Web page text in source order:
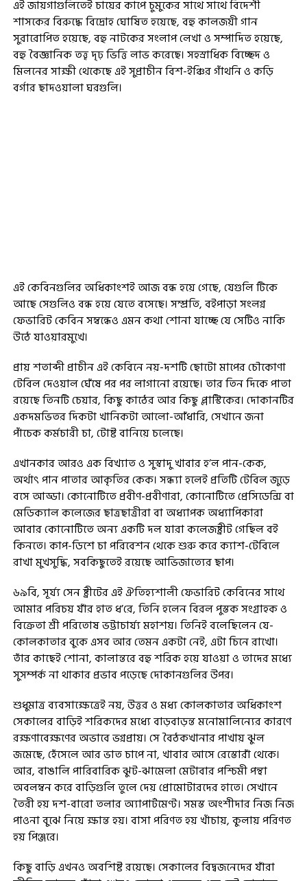
এই জায়গাগুলিতেই চায়ের কাপে চুমুকের সাথে সাথে বিদেশী
শাসকের বিরুদ্ধে বিদ্রোহ ঘোষিত হয়েছে, বহু কালজয়ী গান
সুরারোপিত হয়েছে, বহু নাটকের সংলাপ লেখা ও সম্পাদিত হয়েছে,
বহু বৈজ্ঞানিক তত্ত্ব দৃঢ় ভিত্তি লাভ করেছে। সহস্রাধিক বিচ্ছেদ ও
মিলনের সাক্ষী থেকেছে এই সুপ্রাচীন বিশ-ইঞ্চির গাঁথনি ও কড়ি
বর্গার ছাদওয়ালা ঘরগুলি।
এই কেবিনগুলির অধিকাংশই আজ বন্ধ হয়ে গেছে, যেগুলি টিকে
আছে সেগুলিও বন্ধ হয়ে যেতে বসেছে। সম্প্রতি, বইপাড়া সংলগ্ন
ফেভারিট কেবিন সম্বন্ধেও এমন কথা শোনা যাচ্ছে যে সেটিও নাকি
উঠে যাওয়ারমুখে।
প্রায় শতাব্দী প্রাচীন এই কেবিনে নয়-দশটি ছোটো মাপের চৌকোণা
টেবিল দেওয়াল ঘেঁষে পর পর লাগানো রয়েছে। তার তিন দিকে পাতা
রয়েছে তিনটি চেয়ার, কিছু কাঠের আর কিছু প্লাস্টিকের। দোকানটির
একদমভিতর দিকটা খানিকটা আলো-আঁধারি, সেখানে জনা
পাঁচেক কর্মচারী চা, টোষ্ট বানিয়ে চলেছে।
এখানকার আরও এক বিখ্যাত ও সুস্বাদু খাবার হ’ল পান-কেক,
অর্থাৎ পান পাতার আকৃতির কেক। সন্ধ্যা হলেই প্রতিটি টেবিল জুড়ে
বসে আড্ডা। কোনোটিতে প্রবীণ-প্রবীণারা, কোনোটিতে প্রেসিডেন্সি বা
মেডিক্যাল কলেজের ছাত্রছাত্রীরা বা অধ্যাপক অধ্যাপিকারা
আবার কোনোটিতে অন্য একটি দল যারা কলেজষ্ট্রীট গেছিল বই
কিনতে। কাপ-ডিশে চা পরিবেশন থেকে শুরু করে ক্যাশ-টেবিলে
রাখা মুখসুদ্ধি, সবকিছুতেই রয়েছে আভিজাত্যের ছাপ।
৬৯বি, সূর্য্য সেন ষ্ট্রীটের এই ঐতিহ্যশালী ফেভারিট কেবিনের সাথে
আমার পরিচয় যাঁর হাত ধ’রে, তিনি হলেন বিরল পুস্তক সংগ্রাহক ও
বিক্রেতা শ্রী পরিতোষ ভট্টাচার্য্য মহাশয়। তিনিই বলেছিলেন যে-
কোলকাতার বুকে এসব আর তেমন একটা নেই, এটা চিনে রাখো।
তাঁর কাছেই শোনা, কালান্তরে বহু শরিক হয়ে যাওয়া ও তাদের মধ্যে
সুসম্পর্ক না থাকার প্রভাব পড়েছে দোকানগুলির উপর।
শুধুমাত্র ব্যবসাক্ষেত্রেই নয়, উত্তর ও মধ্য কোলকাতার অধিকাংশ
সেকালের বাড়িই শরিকদের মধ্যে বাড়বাড়ন্ত মনোমালিন্যের কারণে
রক্ষণাবেক্ষণের অভাবে ভগ্নপ্রায়। সে বৈঠকখানার পাখায় ঝুল
জমেছে, হেঁসেলে আর ভাত চাপে না, খাবার আসে রেস্তোরাঁ থেকে।
আর, বাঙালি পারিবারিক ঝুট-ঝামেলা মেটাবার পশ্চিমী পন্থা
অবলম্বন করে বাড়িগুলি তুলে দেয় প্রোমোটারদের হাতে। সেখানে
তৈরী হয় দশ-বারো তলার অ্যাপার্টমেণ্ট। সমস্ত অংশীদার নিজ নিজ
পাওনা বুঝে নিয়ে ক্ষান্ত হয়। বাসা পরিণত হয় খাঁচায়, কুলায় পরিণত
হয় পিঞ্জরে।
কিছু বাড়ি এখনও অবশিষ্ট রয়েছে। সেকালের বিদ্বজনেদের যাঁরা